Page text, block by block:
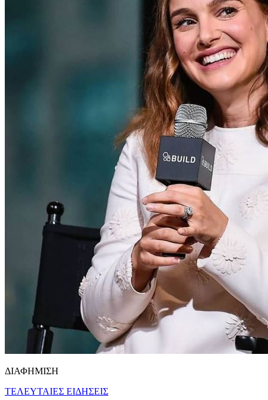
ΔΙΑΦΗΜΙΣΗ
ΤΕΛΕΥΤΑΙΕΣ ΕΙΔΗΣΕΙΣ